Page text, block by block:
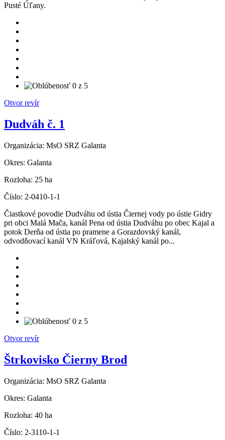
Pusté Úľany.
Otvor revír
Dudváh č. 1
Organizácia: MsO SRZ Galanta
Okres: Galanta
Rozloha: 25 ha
Číslo: 2-0410-1-1
Čiastkové povodie Dudváhu od ústia Čiernej vody po ústie Gidry
pri obci Malá Mača, kanál Pena od ústia Dudváhu po obec Kajal a
potok Derňa od ústia po pramene a Gorazdovský kanál,
odvodňovací kanál VN Kráľová, Kajalský kanál po...
Otvor revír
Štrkovisko Čierny Brod
Organizácia: MsO SRZ Galanta
Okres: Galanta
Rozloha: 40 ha
Číslo: 2-3110-1-1